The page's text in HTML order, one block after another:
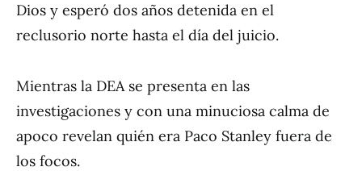
Dios y esperó dos años detenida en el
reclusorio norte hasta el día del juicio.
Mientras la DEA se presenta en las
investigaciones y con una minuciosa calma de
apoco revelan quién era Paco Stanley fuera de
los focos.